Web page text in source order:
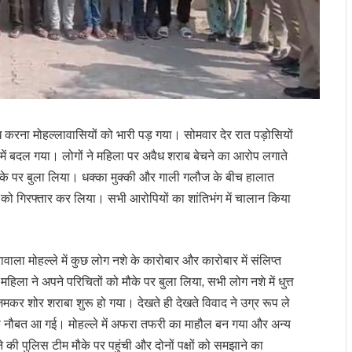
मोहल्लावासियों को भारी पड़ गया। सोमवार देर रात पड़ोसियों
गया। लोगों ने महिला पर अवैध शराब बेचने का आरोप लगाते
पर बुला लिया। धक्का मुक्की और गाली गलौज के बीच हालात
कर लिया। सभी आरोपियों का शांतिभंग में चालान किया
मोहल्ले में कुछ लोग नशे के कारोबार और कारोबार में संलिप्त
ने अपने परिचितों को मौके पर बुला लिया, सभी लोग नशे में धुत्त
शोर शराबा शुरू हो गया। देखते ही देखते विवाद ने उग्र रूप ले
आ गई। मोहल्ले में अफरा तफरी का माहौल बन गया और अन्य
पुलिस टीम मौके पर पहुंची और दोनों पक्षों को समझाने का